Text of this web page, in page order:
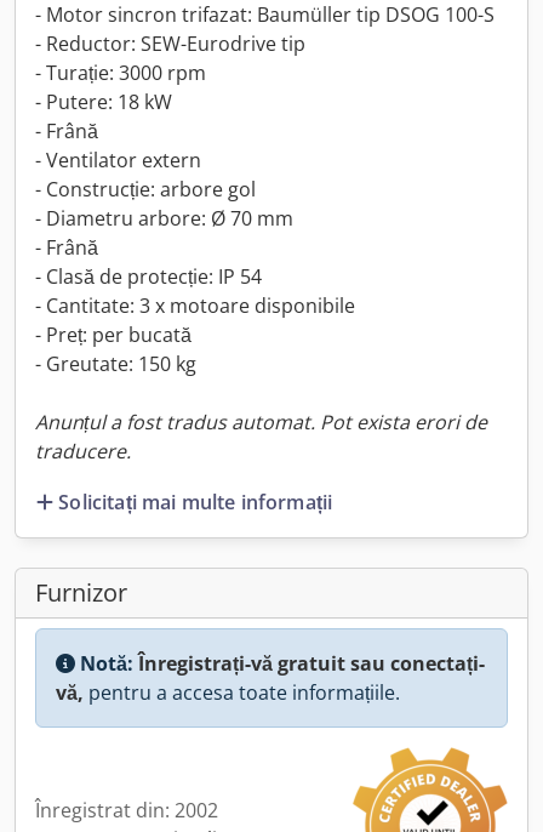
- Motor sincron trifazat: Baumüller tip DSOG 100-S
- Reductor: SEW-Eurodrive tip
- Turație: 3000 rpm
- Putere: 18 kW
- Frână
- Ventilator extern
- Construcție: arbore gol
- Diametru arbore: Ø 70 mm
- Frână
- Clasă de protecție: IP 54
- Cantitate: 3 x motoare disponibile
- Preț: per bucată
- Greutate: 150 kg
Anunțul a fost tradus automat. Pot exista erori de
traducere.
Solicitați mai multe informații
Furnizor
Notă:Înregistrați-vă gratuit sau conectați-
vă, pentru a accesa toate informațiile.
Înregistrat din: 2002